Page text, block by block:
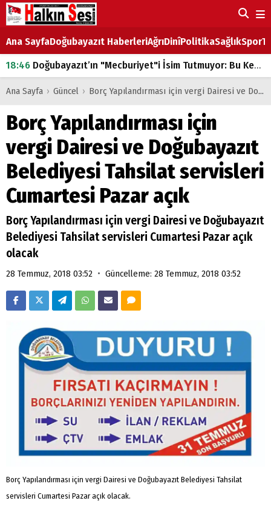
Ana SayfaDoğubayazıt HaberleriAğrıDinîPolitikaSağlıkSpor
18:46 Doğubayazıt’ın "Mecburiyet"i İsim Tutmuyor: Bu Kez de Mem u Zîn Oldu!
07:53Doğubayazıt’ta Ekmek Fiyatlarına Zam
Doğubayazıt'ta çocukların sırtındaki ağır yük
07:00
DEVLET ve HÜKÜMET
18:29ÇARŞI CADDESİ YAZ BOZ TAHTASI
Ana Sayfa › Güncel › Borç Yapılandırması için vergi Dairesi ve Doğubayazıt Belediyesi Tahsilat servisleri Cumartesi Pazar açık
Borç Yapılandırması için
vergi Dairesi ve Doğubayazıt
Belediyesi Tahsilat servisleri
Cumartesi Pazar açık
Borç Yapılandırması için vergi Dairesi ve Doğubayazıt
Belediyesi Tahsilat servisleri Cumartesi Pazar açık
olacak
28 Temmuz, 2018 03:52 • Güncelleme: 28 Temmuz, 2018 03:52
Borç Yapılandırması için vergi Dairesi ve Doğubayazıt Belediyesi Tahsilat
servisleri Cumartesi Pazar açık olacak.